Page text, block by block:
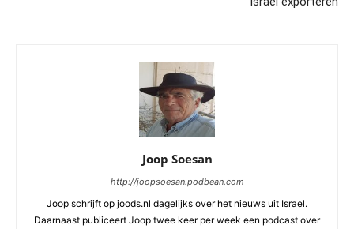
Joop Soesan
http://joopsoesan.podbean.com
Joop schrijft op joods.nl dagelijks over het nieuws uit Israel.
Daarnaast publiceert Joop twee keer per week een podcast over